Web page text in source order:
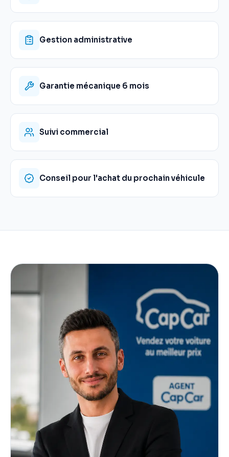
Gestion administrative
Garantie mécanique 6 mois
Suivi commercial
Conseil pour l'achat du prochain véhicule